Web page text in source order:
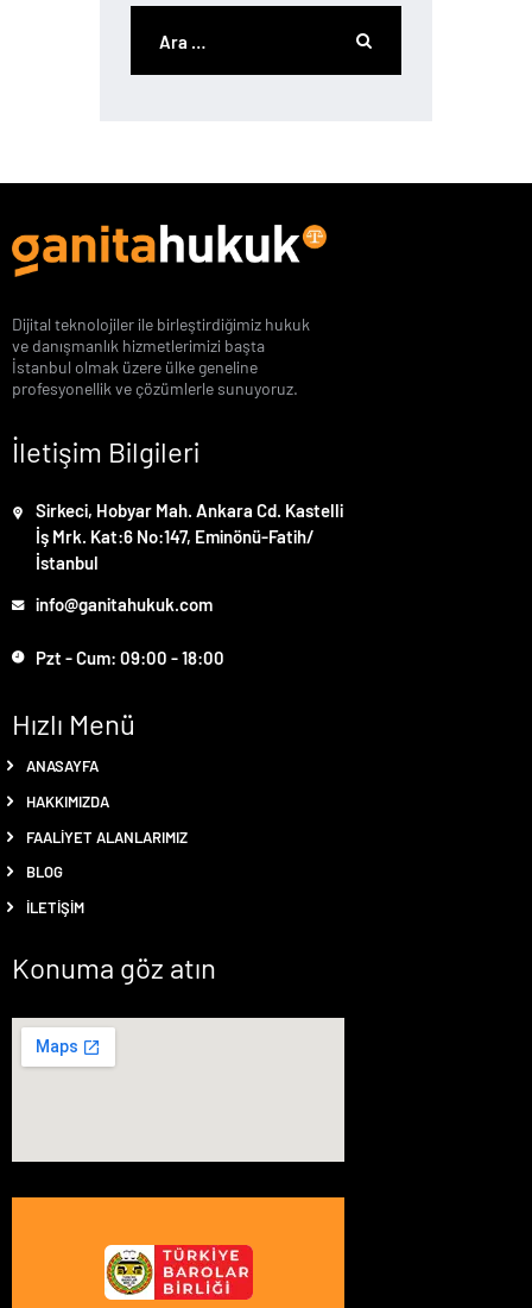
Dijital teknolojiler ile birleştirdiğimiz hukuk
ve danışmanlık hizmetlerimizi başta
İstanbul olmak üzere ülke geneline
profesyonellik ve çözümlerle sunuyoruz.
İletişim Bilgileri
Sirkeci, Hobyar Mah. Ankara Cd. Kastelli
İş Mrk. Kat:6 No:147, Eminönü-Fatih/
İstanbul
info@ganitahukuk.com
Pzt - Cum: 09:00 - 18:00
Hızlı Menü
ANASAYFA
HAKKIMIZDA
FAALIYET ALANLARIMIZ
BLOG
İLETIŞIM
Konuma göz atın